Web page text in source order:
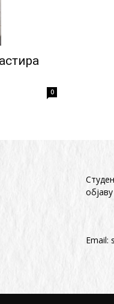
0
Email: